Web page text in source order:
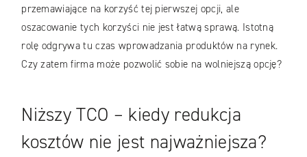
przemawiające na korzyść tej pierwszej opcji, ale
oszacowanie tych korzyści nie jest łatwą sprawą. Istotną
rolę odgrywa tu czas wprowadzania produktów na rynek.
Czy zatem firma może pozwolić sobie na wolniejszą opcję?
Niższy TCO – kiedy redukcja
kosztów nie jest najważniejsza?